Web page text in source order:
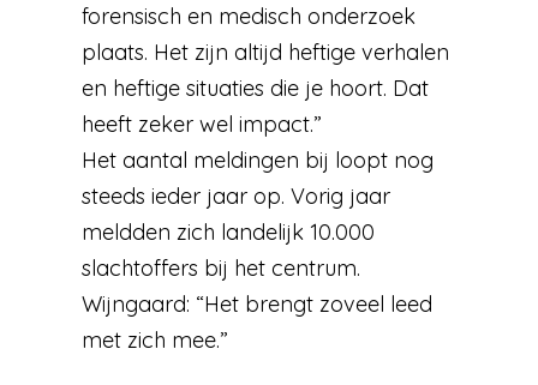
forensisch en medisch onderzoek
plaats. Het zijn altijd heftige verhalen
en heftige situaties die je hoort. Dat
heeft zeker wel impact.”
Het aantal meldingen bij loopt nog
steeds ieder jaar op. Vorig jaar
meldden zich landelijk 10.000
slachtoffers bij het centrum.
Wijngaard: “Het brengt zoveel leed
met zich mee.”